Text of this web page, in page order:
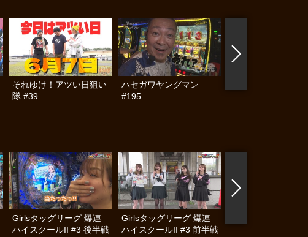
それゆけ！アツい日狙い
隊 #39
ハセガワヤングマン
#195
Girlsタッグリーグ 爆連
ハイスクールII #3 後半戦
Girlsタッグリーグ 爆連
ハイスクールII #3 前半戦